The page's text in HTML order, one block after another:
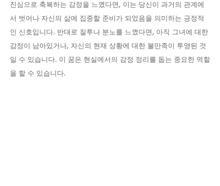
진심으로 축복하는 감정을 느꼈다면, 이는 당신이 과거의 관계에
서 벗어나 자신의 삶에 집중할 준비가 되었음을 의미하는 긍정적
인 신호입니다. 반대로 질투나 분노를 느꼈다면, 아직 그녀에 대한
감정이 남아있거나, 자신의 현재 상황에 대한 불만족이 투영된 것
일 수 있습니다. 이 꿈은 현실에서의 감정 정리를 돕는 중요한 역할
을 할 수 있습니다.